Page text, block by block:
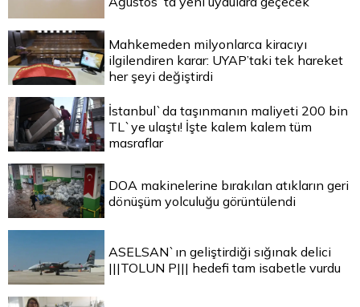
Mahkemeden milyonlarca kiracıyı
ilgilendiren karar: UYAP’taki tek hareket
her şeyi değiştirdi
İstanbul`da taşınmanın maliyeti 200 bin
TL`ye ulaştı! İşte kalem kalem tüm
masraflar
DOA makinelerine bırakılan atıkların geri
dönüşüm yolculuğu görüntülendi
ASELSAN`ın geliştirdiği sığınak delici
|||TOLUN P||| hedefi tam isabetle vurdu